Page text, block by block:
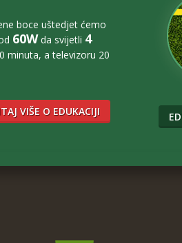
boce uštedjet ćemo
60Wda svijetli 4
minuta, a televizoru 20
VIŠE O EDUKACIJI